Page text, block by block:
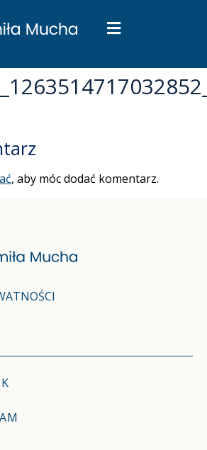
, aby móc dodać komentarz.